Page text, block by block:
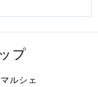
プ
ルシェ